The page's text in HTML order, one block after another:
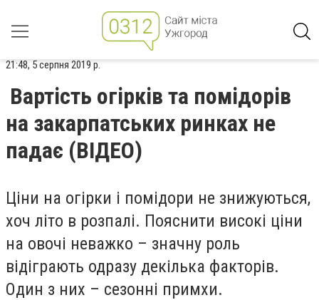
21:48, 5 серпня 2019 р.
Вартість огірків та помідорів
на закарпатських ринках не
падає (ВІДЕО)
Ціни на огірки і помідори не знижуються,
хоч літо в розпалі. Пояснити високі ціни
на овочі неважко – значну роль
відіграють одразу декілька факторів.
Один з них – сезонні примхи.